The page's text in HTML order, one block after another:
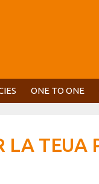
ONE TO ONE
LA TEUA